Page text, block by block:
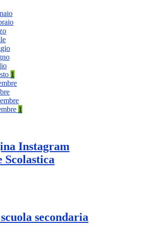
1
1
Instagram
secondaria